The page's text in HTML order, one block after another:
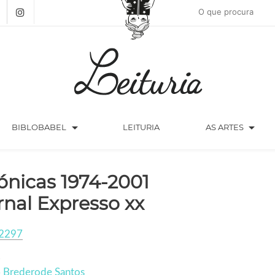
BIBLOBABEL arrow_drop_down LEITURIA AS ARTES arrow_drop_down
1974-2001
Expresso xx
Brederode Santos